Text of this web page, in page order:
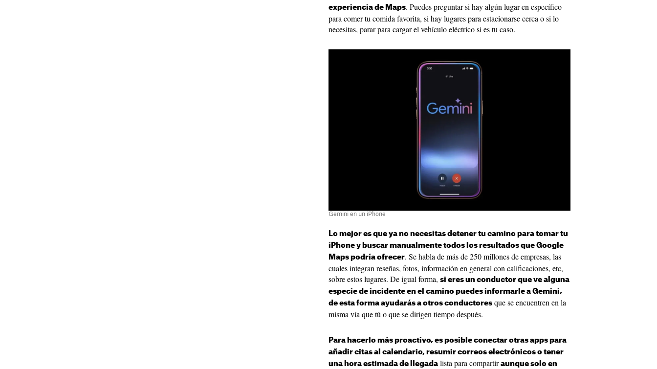
experiencia de Maps. Puedes preguntar si hay algún lugar en específico
para comer tu comida favorita, si hay lugares para estacionarse cerca o si lo
necesitas, parar para cargar el vehículo eléctrico si es tu caso.
Gemini en un iPhone
Lo mejor es que ya no necesitas detener tu camino para tomar tu
iPhone y buscar manualmente todos los resultados que Google
Maps podría ofrecer. Se habla de más de 250 millones de empresas, las
cuales integran reseñas, fotos, información en general con calificaciones, etc,
sobre estos lugares. De igual forma, si eres un conductor que ve alguna
especie de incidente en el camino puedes informarle a Gemini,
de esta forma ayudarás a otros conductores que se encuentren en la
misma vía que tú o que se dirigen tiempo después.
Para hacerlo más proactivo, es posible conectar otras apps para
añadir citas al calendario, resumir correos electrónicos o tener
una hora estimada de llegada lista para compartir aunque solo en